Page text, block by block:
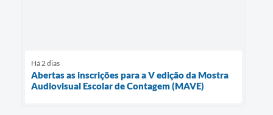
Há 2 dias
Abertas as inscrições para a V edição da Mostra
Audiovisual Escolar de Contagem (MAVE)